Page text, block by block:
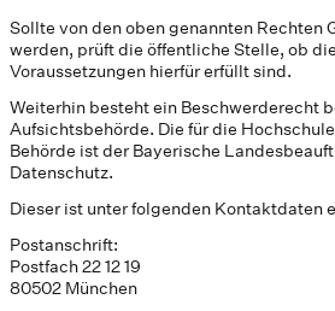
Sollte von den oben genannten Rechten
werden, prüft die öffentliche Stelle, ob
Voraussetzungen hierfür erfüllt sind.
Weiterhin besteht ein Beschwerderecht
Aufsichtsbehörde. Die für die
Behörde ist der Bayerische
Datenschutz.
Dieser ist unter folgenden Kontaktdaten
Postanschrift:
Postfach 22 12 19
80502 München